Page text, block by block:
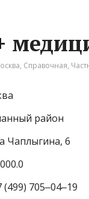
, Справочная,
район
Чаплыгина, 6
705‒04‒19